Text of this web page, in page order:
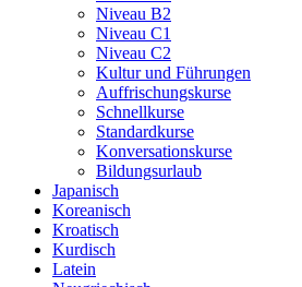
Niveau B2
Niveau C1
Niveau C2
Kultur und Führungen
Auffrischungskurse
Schnellkurse
Standardkurse
Konversationskurse
Bildungsurlaub
Japanisch
Koreanisch
Kroatisch
Kurdisch
Latein